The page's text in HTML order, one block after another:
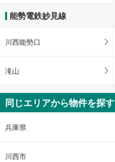
能勢電鉄妙見線
川西能勢口
滝山
同じエリアから物件を探す
兵庫県
川西市